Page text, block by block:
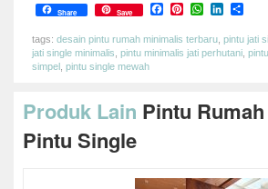
Share Save Facebook
Pinterest
WhatsApp
tags: desain pintu rumah minimalis terbaru pintu jati
jati single minimalis pintu minimalis jati perhutani
simpel pintu single mewah
Produk Lain Pintu
Pintu Single